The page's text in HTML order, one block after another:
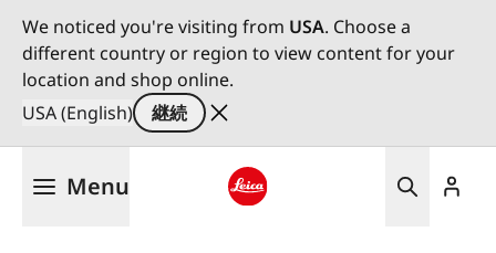
We noticed you're visiting from USA. Choose a
different country or region to view content for your
location and shop online.
USA (English)
継続
Menu